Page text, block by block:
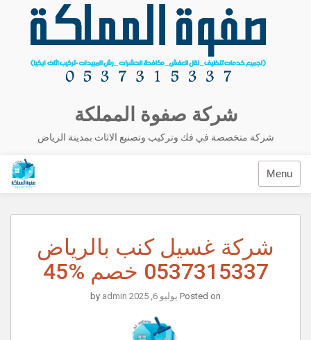
شركة صفوة المملكة
شركة متخصصة في فك وتركيب وتصنيع الاثاث بمدينة الرياض
Menu
شركة غسيل كنب بالرياض
0537315337 خصم %45
Posted on يوليو 6, 2025 admin